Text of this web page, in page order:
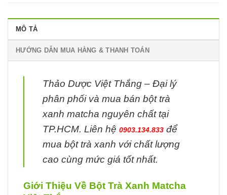
MÔ TẢ
HƯỚNG DẪN MUA HÀNG & THANH TOÁN
Thảo Dược Việt Thắng – Đại lý
phân phối và mua bán bột trà
xanh matcha nguyên chất tại
TP.HCM. Liên hệ 0903.134.833 để
mua bột trà xanh với chất lượng
cao cùng mức giá tốt nhất.
Giới Thiệu Về Bột Trà Xanh Matcha